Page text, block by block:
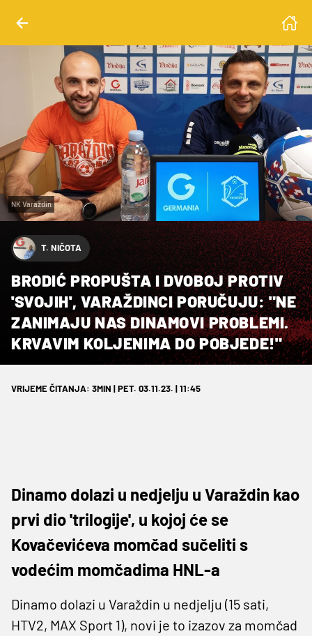
NK Varaždin
T. NIČOTA
BRODIĆ PROPUŠTA I DVOBOJ PROTIV
'SVOJIH', VARAŽDINCI PORUČUJU: "NE
ZANIMAJU NAS DINAMOVI PROBLEMI.
KRVAVIM KOLJENIMA DO POBJEDE!"
VRIJEME ČITANJA: 3MIN | PET. 03.11.23. | 11:45
Dinamo dolazi u nedjelju u Varaždin kao
prvi dio 'trilogije', u kojoj će se
Kovačevićeva momčad sučeliti s
vodećim momčadima HNL-a
Dinamo dolazi u Varaždin u nedjelju (15 sati,
HTV2, MAX Sport 1), novi je to izazov za momčad